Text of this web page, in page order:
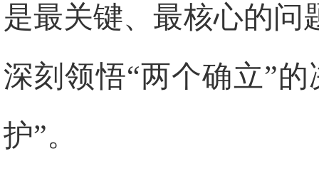
是最关键、最核心的问
深刻领悟“两个确立”
护”。